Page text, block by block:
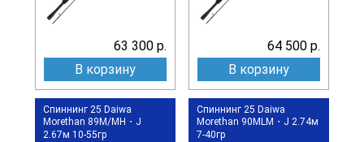
63 300 р.
В корзину
64 500 р.
В корзину
Спиннинг 25 Daiwa
Morethan 89M/MH・J
2.67м 10-55гр
Спиннинг 25 Daiwa
Morethan 90MLM・J 2.74м
7-40гр